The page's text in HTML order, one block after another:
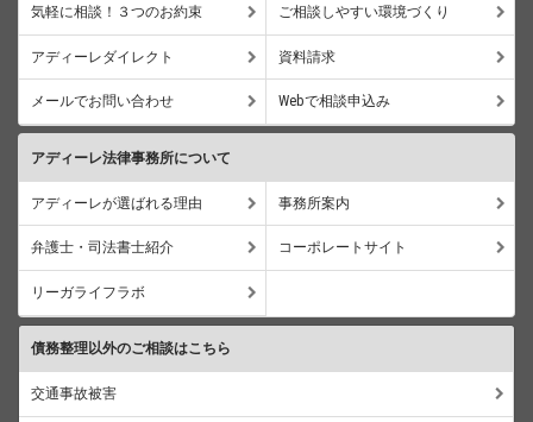
気軽に相談！３つのお約束 ご相談しやすい環境づくり
アディーレダイレクト 資料請求
メールでお問い合わせ Webで相談申込み
アディーレ法律事務所について
アディーレが選ばれる理由 事務所案内
弁護士・司法書士紹介 コーポレートサイト
リーガライフラボ
債務整理以外のご相談はこちら
交通事故被害